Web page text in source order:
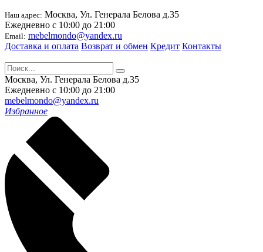
Наш адрес: Москва, Ул. Генерала Белова д.35
Ежедневно с 10:00 до 21:00
Email: mebelmondo@yandex.ru
Доставка и оплата Возврат и обмен Кредит Контакты
Москва, Ул. Генерала Белова д.35
Ежедневно с 10:00 до 21:00
mebelmondo@yandex.ru
Избранное